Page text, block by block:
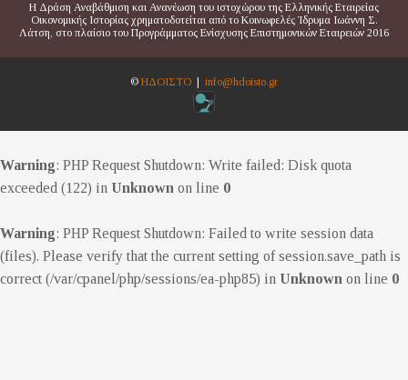
Η Δράση Αναβάθμιση και Ανανέωση του ιστοχώρου της Ελληνικής Εταιρείας
Οικονομικής Ιστορίας χρηματοδοτείται από το Κοινωφελές Ίδρυμα Ιωάννη Σ.
Λάτση, στο πλαίσιο του Προγράμματος Ενίσχυσης Επιστημονικών Εταιρειών 2016
© ΗΔΟΙΣΤΟ info@hdoisto.gr
Warning: PHP Request Shutdown: Write failed: Disk quota
exceeded (122) in Unknown on line 0
Warning: PHP Request Shutdown: Failed to write session data
(files). Please verify that the current setting of session.save_path is
correct (/var/cpanel/php/sessions/ea-php85) in Unknown on line 0